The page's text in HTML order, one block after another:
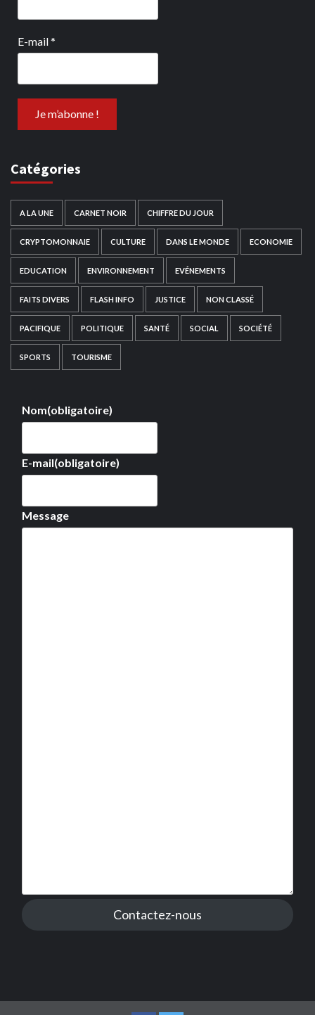
E-mail*
Catégories
A LA UNE CARNET NOIR CHIFFRE DU JOUR
CRYPTOMONNAIE CULTURE DANS LE MONDE ECONOMIE
EDUCATION ENVIRONNEMENT EVÉNEMENTS
FAITS DIVERS FLASH INFO JUSTICE NON CLASSÉ
PACIFIQUE POLITIQUE SANTÉ SOCIAL SOCIÉTÉ
SPORTS TOURISME
Nom(obligatoire)
E-mail(obligatoire)
Message
Contactez-nous